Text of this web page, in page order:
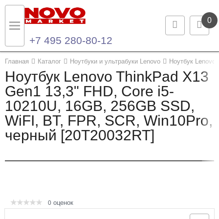
0
+7 495 280-80-12
Главная Каталог Ноутбуки и ультрабуки Lenovo Ноутбук
Ноутбук Lenovo ThinkPad X13
Gen1 13,3" FHD, Core i5-
10210U, 16GB, 256GB SSD,
WiFI, BT, FPR, SCR, Win10Pro,
черный [20T20032RT]
0 оценок
Назад
Каталог продукции
Ноутбуки и ультрабуки
Компьютеры
Назад
Контакты
Контактная информация